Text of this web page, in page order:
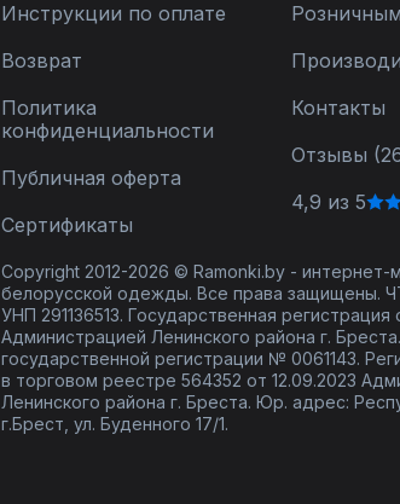
Инструкции по оплате
Возврат
Политика
конфиденциальности
Публичная оферта
Сертификаты
Контакты
Отзывы
4,9 из 5
Copyright 2012-2026 © Ramonki.by - интернет-
белорусской одежды. Все права защищены.
УНП 291136513. Государственная регистрация
Администрацией Ленинского района г.
государственной регистрации № 0061143.
в торговом реестре 564352 от 12.09.2023
Ленинского района г. Бреста. Юр. адрес:
г.Брест, ул. Буденного 17/1.